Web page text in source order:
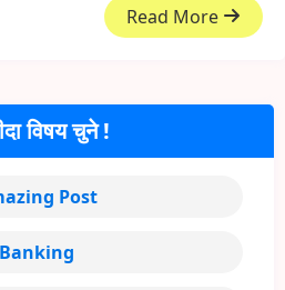
Read More
विषय चुने !
Post
Banking